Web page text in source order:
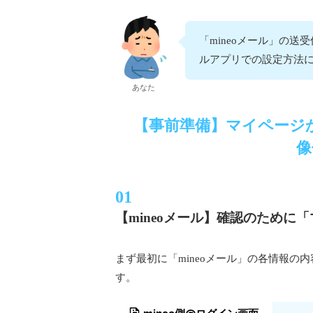
あなた
「mineoメール」の送
ルアプリでの設定方法
【事前準備】マイペー
【mineoメール】確認のために
まず最初に「mineoメール」の各情報の
す。